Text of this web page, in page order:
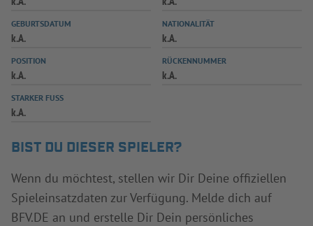
SPIELPLUS
GEBURTSDATUM
k.A.
NATIONALITÄT
k.A.
POSITION
k.A.
RÜCKENNUMMER
k.A.
STARKER FUSS
k.A.
BIST DU DIESER SPIELER?
Wenn du möchtest, stellen wir Dir Deine offiziellen
Spieleinsatzdaten zur Verfügung. Melde dich auf
BFV.DE an und erstelle Dir Dein persönliches